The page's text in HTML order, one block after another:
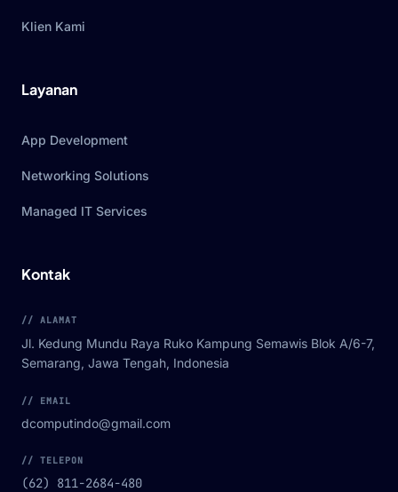
Klien Kami
Layanan
App Development
Networking Solutions
Managed IT Services
Kontak
// ALAMAT
Jl. Kedung Mundu Raya Ruko Kampung Semawis Blok A/6-7,
Semarang, Jawa Tengah, Indonesia
// EMAIL
dcomputindo@gmail.com
// TELEPON
(62) 811-2684-480